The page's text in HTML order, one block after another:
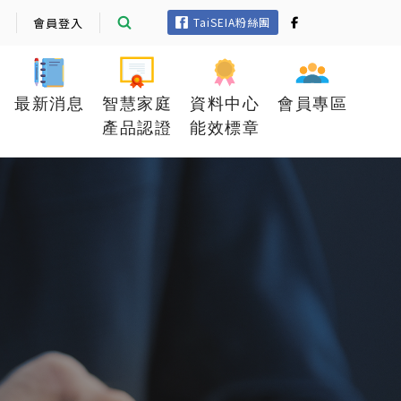
會員登入 TaiSEIA粉絲團
最新消息
智慧家庭
產品認證
資料中心
能效標章
會員專區